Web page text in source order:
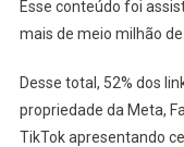
Esse conteúdo foi
mais de meio milhão de
Desse total, 52% dos
propriedade da Meta,
TikTok apresentando